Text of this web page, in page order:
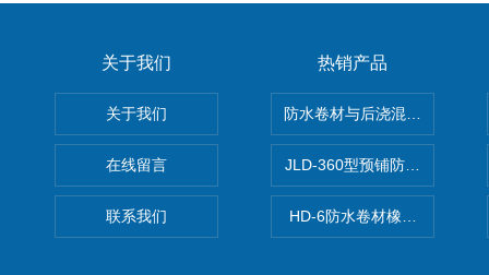
关于我们
关于我们
在线留言
联系我们
热销产品
防水卷材与后浇混凝土剥离强
JLD-360型预铺防水卷材抗冲
HD-6防水卷材橡胶测厚仪